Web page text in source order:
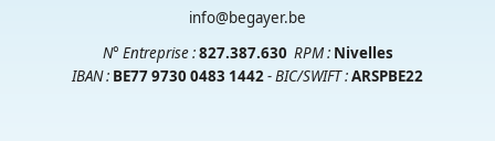
info@begayer.be
N° Entreprise :827.387.630 RPM: Nivelles
IBAN : BE77 9730 0483 1442- BIC/SWIFT :ARSPBE22